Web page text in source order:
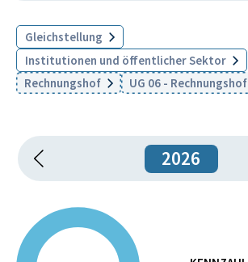
Gleichstellung
Institutionen und öffentlicher Sektor
Rechnungshof
UG 06 - Rechnungshof
2026